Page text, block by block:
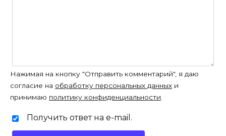
Нажимая на кнопку "Отправить комментарий", я даю
согласие на обработку персональных данных и
принимаю политику конфиденциальности
Получить ответ на e-mail.